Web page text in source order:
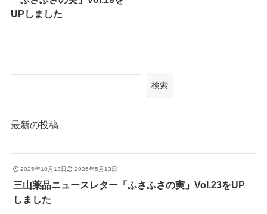
UPしました
検索
最新の投稿
2025年10月13日 2026年5月13日
三山薬品ニュースレター「ふさふさの実」Vol.23をUP
しました